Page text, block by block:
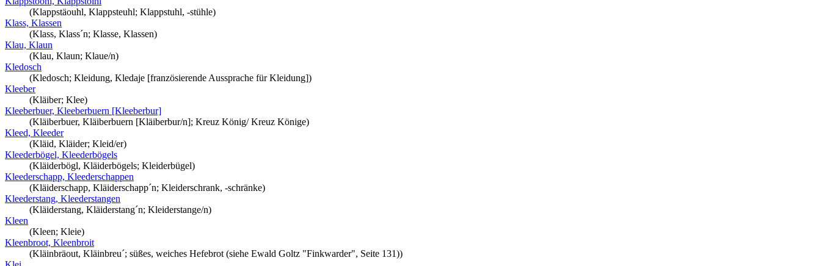
(Klappstäouhl, Klappsteuhl; Klappstuhl, -stühle)
Klass, Klassen
(Klass, Klass´n; Klasse, Klassen)
Klau, Klaun
(Klau, Klaun; Klaue/n)
Kledosch
(Kledosch; Kleidung, Kledaje [französierende Aussprache für Kleidung])
Kleeber
(Kläiber; Klee)
Kleeberbuer, Kleeberbuern [Kleeberbur]
(Kläiberbuer, Kläiberbuern [Kläiberbur/n]; Kreuz König/ Kreuz Könige)
Kleed, Kleeder
(Kläid, Kläider; Kleid/er)
Kleederbögel, Kleederbögels
(Kläiderbögl, Kläiderbögels; Kleiderbügel)
Kleederschapp, Kleederschappen
(Kläiderschapp, Kläiderschapp´n; Kleiderschrank, -schränke)
Kleederstang, Kleederstangen
(Kläiderstang, Kläiderstang´n; Kleiderstange/n)
Kleen
(Kleen; Kleie)
Kleenbroot, Kleenbroit
(Kläinbräout, Kläinbreu´; süßes, weiches Hefebrot (siehe Ewald Goltz "Finkwarder", Seite 131))